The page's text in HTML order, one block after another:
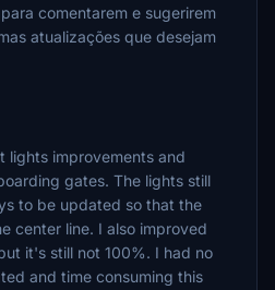
comentarem e sugerirem
atualizações que desejam
lights improvements and
gates. The lights still
to be updated so that the
center line. I also improved
it's still not 100%. I had no
and time consuming this